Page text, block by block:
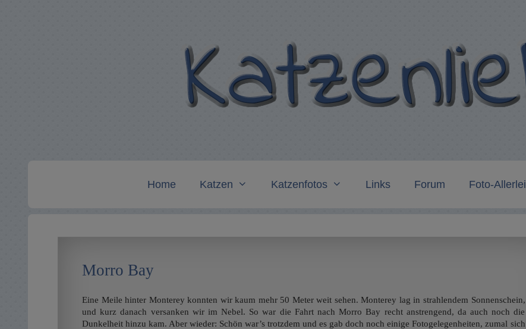
Home Katzen Katzenfotos Links Forum Foto-Allerlei
Morro Bay
Eine Meile hinter Monterey konnten wir kaum mehr 50 Meter weit sehen. Monterey lag in strahlendem Sonnenschein,
und kurz danach versanken wir im Nebel. So war die Fahrt nach Morro Bay recht anstrengend, da auch noch die
Dunkelheit hinzu kam. Aber wieder: Schön war’s trotzdem und es gab doch noch einige Fotogelegenheiten, zumal sich